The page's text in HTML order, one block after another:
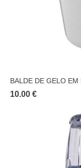
BALDE DE GELO EM
10.00 €